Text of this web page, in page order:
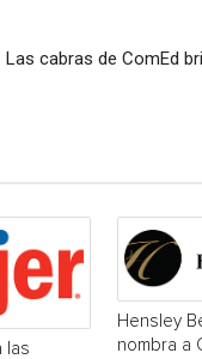
Las cabras de ComEd
las
Hensley
nombra a